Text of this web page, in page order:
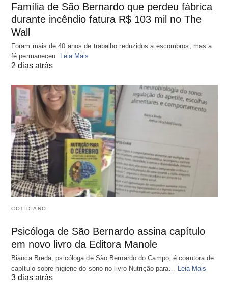
Família de São Bernardo que perdeu fábrica
durante incêndio fatura R$ 103 mil no The
Wall
Foram mais de 40 anos de trabalho reduzidos a escombros, mas a
fé permaneceu. Leia Mais
2 dias atrás
COTIDIANO
Psicóloga de São Bernardo assina capítulo
em novo livro da Editora Manole
Bianca Breda, psicóloga de São Bernardo do Campo, é coautora de
capítulo sobre higiene do sono no livro Nutrição para… Leia Mais
3 dias atrás